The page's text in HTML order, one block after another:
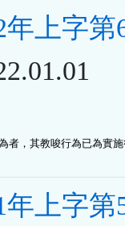
年上字第
者，其教唆行為已為實
年上字第